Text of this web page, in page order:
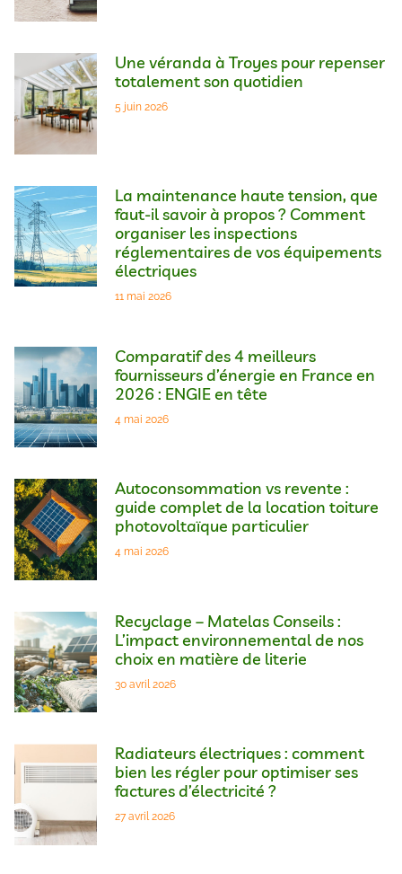
Une véranda à Troyes pour repenser
totalement son quotidien
5 juin 2026
La maintenance haute tension, que
faut-il savoir à propos ? Comment
organiser les inspections
réglementaires de vos équipements
électriques
11 mai 2026
Comparatif des 4 meilleurs
fournisseurs d’énergie en France en
2026 : ENGIE en tête
4 mai 2026
Autoconsommation vs revente :
guide complet de la location toiture
photovoltaïque particulier
4 mai 2026
Recyclage – Matelas Conseils :
L’impact environnemental de nos
choix en matière de literie
30 avril 2026
Radiateurs électriques : comment
bien les régler pour optimiser ses
factures d’électricité ?
27 avril 2026